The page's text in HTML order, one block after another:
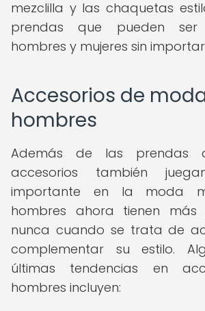
mezclilla y las chaquetas
prendas que pueden
hombres y mujeres sin
Accesorios de
hombres
Además de las prendas
accesorios también
importante en la moda
hombres ahora tienen más
nunca cuando se trata de
complementar su estilo.
últimas tendencias en
hombres incluyen: